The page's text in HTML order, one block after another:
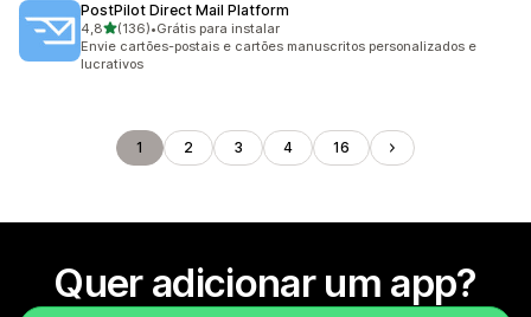
PostPilot Direct Mail Platform
4,8de 5 estrelas
(136)
136 avaliações ao todo
•Grátis para instalar
Envie cartões-postais e cartões manuscritos personalizados e
lucrativos
1 2 3 4 16
Quer adicionar um app?